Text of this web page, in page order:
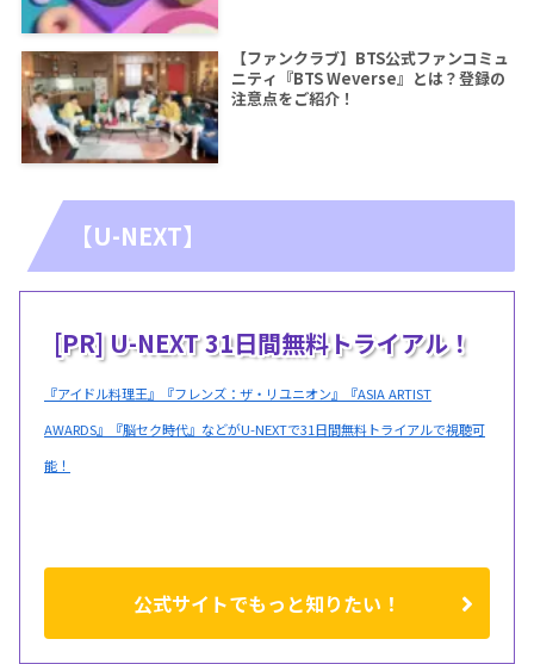
【ファンクラブ】BTS公式ファンコミュ
ニティ『BTS Weverse』とは？登録の
注意点をご紹介！
【U-NEXT】
[PR] U-NEXT 31日間無料トライアル！
『アイドル料理王』『フレンズ：ザ・リユニオン』『ASIA ARTIST
AWARDS』『脳セク時代』などがU-NEXTで31日間無料トライアルで視聴可
能！
公式サイトでもっと知りたい！